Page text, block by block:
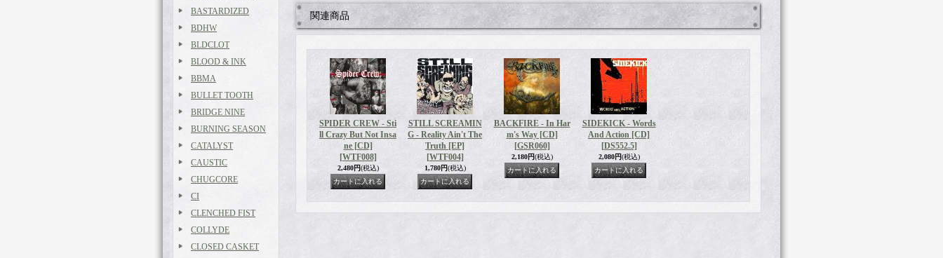
BASTARDIZED
BDHW
BLDCLOT
BLOOD & INK
BBMA
BULLET TOOTH
BRIDGE NINE
BURNING SEASON
CATALYST
CAUSTIC
CHUGCORE
CI
CLENCHED FIST
COLLYDE
CLOSED CASKET
関連商品
SPIDER CREW - Sti
ll Crazy But Not Insa
ne [CD]
[WTF008]
2,480円(税込)
STILL SCREAMIN
G - Reality Ain't The
Truth [EP]
[WTF004]
1,780円(税込)
BACKFIRE - In Har
m's Way [CD]
[GSR060]
2,180円(税込)
SIDEKICK - Words
And Action [CD]
[DS552.5]
2,080円(税込)